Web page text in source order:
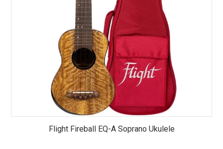
Flight Fireball EQ-A Soprano Ukulele